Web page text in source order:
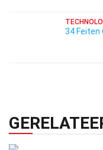
34 Feiten